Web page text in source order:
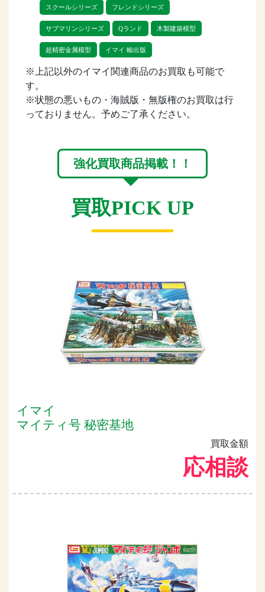
スクールシリーズ フレンドシリーズ
サブマリンシリーズ Qランド 木製建築模型
超精密金属模型 イマイ 輸出版
※上記以外のイマイ関連商品のお買取も可能で
す。
※状態の悪いもの・海賊版・無版権のお買取は行
っておりません。予めご了承ください。
強化買取商品掲載！！
買取PICK UP
イマイ
マイティ号 秘密基地
買取金額
応相談